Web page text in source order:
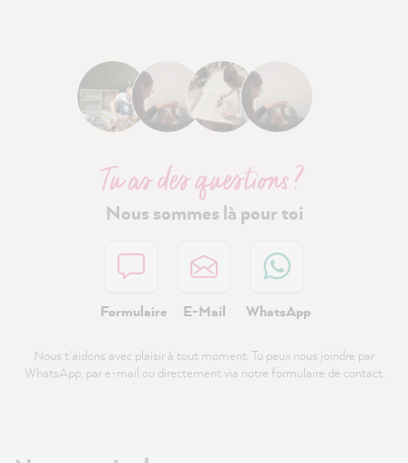
Tu as des questions ?
Nous sommes là pour toi
Formulaire E-Mail WhatsApp
Nous t'aidons avec plaisir à tout moment. Tu peux nous joindre par
WhatsApp, par e-mail ou directement via notre formulaire de contact.